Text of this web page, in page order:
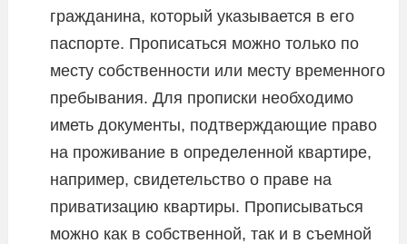
гражданина, который указывается в его
паспорте. Прописаться можно только по
месту собственности или месту временного
пребывания. Для прописки необходимо
иметь документы, подтверждающие право
на проживание в определенной квартире,
например, свидетельство о праве на
приватизацию квартиры. Прописываться
можно как в собственной, так и в съемной